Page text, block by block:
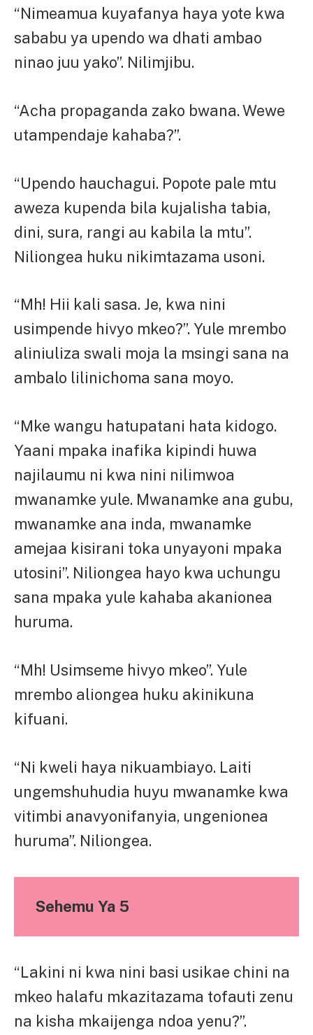
“Nimeamua kuyafanya haya yote kwa
sababu ya upendo wa dhati ambao
ninao juu yako”. Nilimjibu.
“Acha propaganda zako bwana. Wewe
utampendaje kahaba?”.
“Upendo hauchagui. Popote pale mtu
aweza kupenda bila kujalisha tabia,
dini, sura, rangi au kabila la mtu”.
Niliongea huku nikimtazama usoni.
“Mh! Hii kali sasa. Je, kwa nini
usimpende hivyo mkeo?”. Yule mrembo
aliniuliza swali moja la msingi sana na
ambalo lilinichoma sana moyo.
“Mke wangu hatupatani hata kidogo.
Yaani mpaka inafika kipindi huwa
najilaumu ni kwa nini nilimwoa
mwanamke yule. Mwanamke ana gubu,
mwanamke ana inda, mwanamke
amejaa kisirani toka unyayoni mpaka
utosini”. Niliongea hayo kwa uchungu
sana mpaka yule kahaba akanionea
huruma.
“Mh! Usimseme hivyo mkeo”. Yule
mrembo aliongea huku akinikuna
kifuani.
“Ni kweli haya nikuambiayo. Laiti
ungemshuhudia huyu mwanamke kwa
vitimbi anavyonifanyia, ungenionea
huruma”. Niliongea.
Sehemu Ya 5
“Lakini ni kwa nini basi usikae chini na
mkeo halafu mkazitazama tofauti zenu
na kisha mkaijenga ndoa yenu?”.